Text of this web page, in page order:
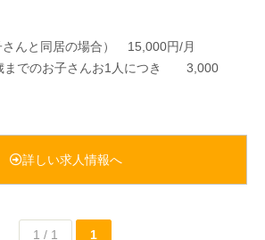
んと同居の場合） 15,000円/月
でのお子さんお1人につき 3,000
詳しい求人情報へ
1 / 1 1